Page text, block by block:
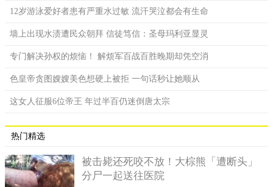
娴妃为皇贵妃，并准备立为皇后，进宫7年的叶赫那拉氏也跟着晋
封一级，隔年正式被册封为舒妃，并于2年后生下皇十子，没想到
12岁游泳爱好者患有严重水过敏 流汗哭泣都会有生命
墙上出现水渍遭民众朝拜 信徒笃信：圣母玛利亚显灵
专门解决孙权的烦恼！ 解烦军百战百胜晚期却凭空消
色皇帝贪图嫂嫂美色想硬上被拒 一句话秒让她顺从
这女人征服6位帝王 年过半百仍迷倒唐太宗
热门精选
被击毙还死咬不放！大棕熊「遭断头」
分尸一起送往医院